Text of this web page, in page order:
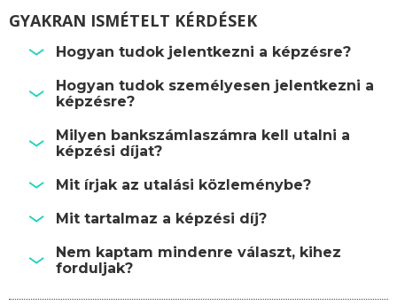
GYAKRAN ISMÉTELT KÉRDÉSEK
Hogyan tudok jelentkezni a képzésre?
Hogyan tudok személyesen jelentkezni a
képzésre?
Milyen bankszámlaszámra kell utalni a
képzési díjat?
Mit írjak az utalási közleménybe?
Mit tartalmaz a képzési díj?
Nem kaptam mindenre választ, kihez
forduljak?